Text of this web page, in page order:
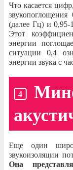
Что касается
(далее Гц) и 0,95-
Этот
энергии
ситуации 0,4
энергии звука с
Еще один
звукоизоляции
Она